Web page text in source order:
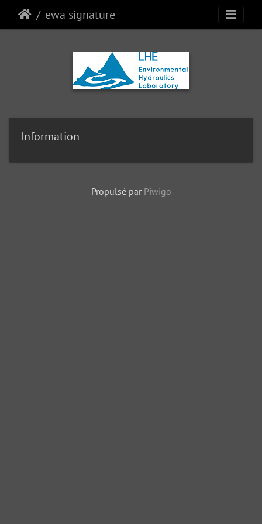
ewa signature
Information
Propulsé par Piwigo